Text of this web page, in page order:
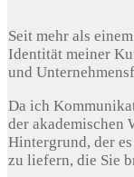
Seit mehr als
Identität meiner
und
Da ich
der akademischen
Hintergrund, der
zu liefern, die Sie